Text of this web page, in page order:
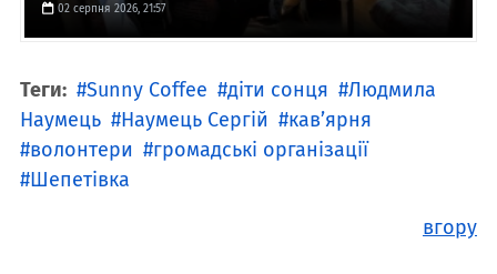
02 серпня 2026, 21:57
Теги: Sunny Coffee діти сонця
Людмила
Наумець
Наумець Сергій
кав’ярня
волонтери
громадські організації
Шепетівка
вгору